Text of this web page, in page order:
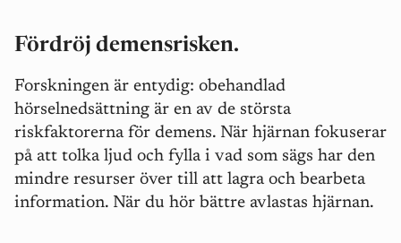
Fördröj demensrisken.
Forskningen är entydig: obehandlad
hörselnedsättning är en av de största
riskfaktorerna för demens. När hjärnan fokuserar
på att tolka ljud och fylla i vad som sägs har den
mindre resurser över till att lagra och bearbeta
information. När du hör bättre avlastas hjärnan.